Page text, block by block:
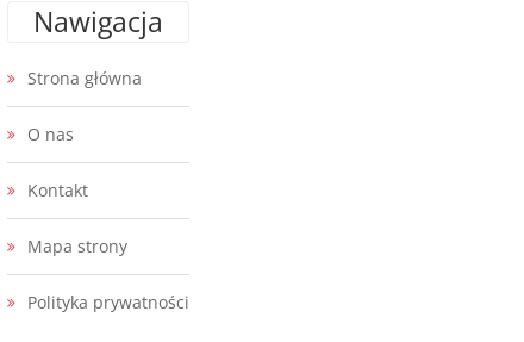
Nawigacja
Strona główna
O nas
Kontakt
Mapa strony
Polityka prywatności